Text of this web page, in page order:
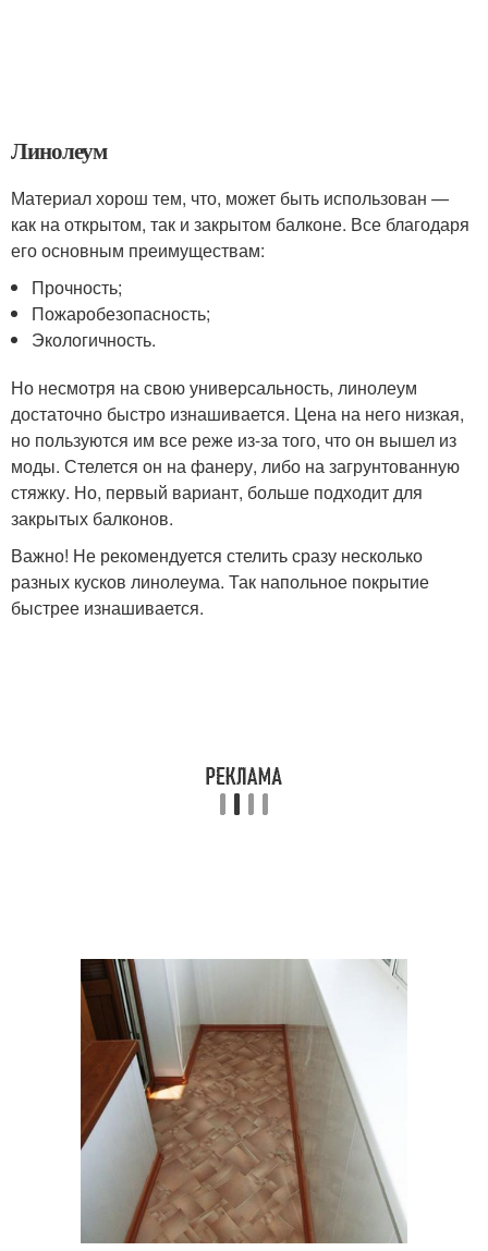
Линолеум
Материал хорош тем, что, может быть использован —
как на открытом, так и закрытом балконе. Все благодаря
его основным преимуществам:
Прочность;
Пожаробезопасность;
Экологичность.
Но несмотря на свою универсальность, линолеум
достаточно быстро изнашивается. Цена на него низкая,
но пользуются им все реже из-за того, что он вышел из
моды. Стелется он на фанеру, либо на загрунтованную
стяжку. Но, первый вариант, больше подходит для
закрытых балконов.
Важно! Не рекомендуется стелить сразу несколько
разных кусков линолеума. Так напольное покрытие
быстрее изнашивается.